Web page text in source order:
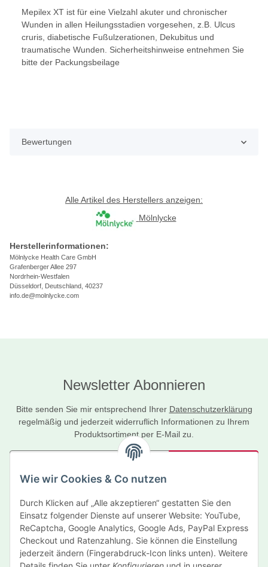
Wie wir Cookies & Co nutzen
Durch Klicken auf „Alle akzeptieren“ gestatten Sie den
Einsatz folgender Dienste auf unserer Website: YouTube,
ReCaptcha, Google Analytics, Google Ads, PayPal Express
Checkout und Ratenzahlung. Sie können die Einstellung
jederzeit ändern (Fingerabdruck-Icon links unten). Weitere
Mepilex XT ist für eine Vielzahl akuter und chronischer
Wunden in allen Heilungsstadien vorgesehen, z.B. Ulcus
cruris, diabetische Fußulzerationen, Dekubitus und
traumatische Wunden. Sicherheitshinweise entnehmen Sie
bitte der Packungsbeilage
Bewertungen
Alle Artikel des Herstellers anzeigen:
Mölnlycke
Herstellerinformationen:
Mölnlycke Health Care GmbH
Grafenberger Allee 297
Nordrhein-Westfalen
Düsseldorf, Deutschland, 40237
info.de@molnlycke.com
Newsletter Abonnieren
Bitte senden Sie mir entsprechend Ihrer Datenschutzerklärung
regelmäßig und jederzeit widerruflich Informationen zu Ihrem
Produktsortiment per E-Mail zu.
Newsletter Abonnieren
Informationen
Gesetzliche Informationen